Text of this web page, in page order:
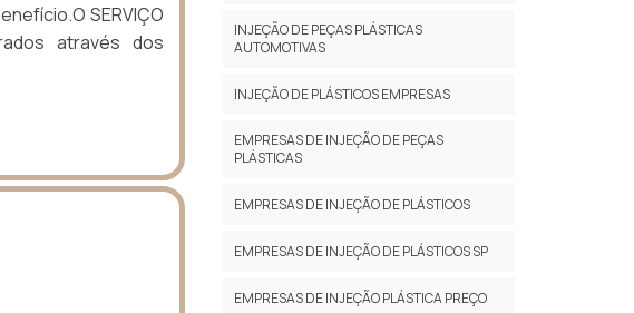
SERVIÇO
através dos
INJEÇÃO DE PEÇAS PLÁSTICAS
AUTOMOTIVAS
INJEÇÃO DE PLÁSTICOS EMPRESAS
EMPRESAS DE INJEÇÃO DE PEÇAS
PLÁSTICAS
EMPRESAS DE INJEÇÃO DE PLÁSTICOS
EMPRESAS DE INJEÇÃO DE PLÁSTICOS SP
EMPRESAS DE INJEÇÃO PLÁSTICA PREÇO